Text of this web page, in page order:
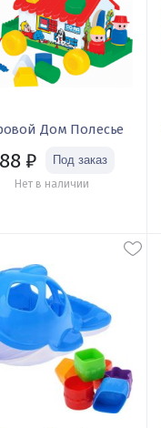
Дом Полесье
₽
Нет в наличии